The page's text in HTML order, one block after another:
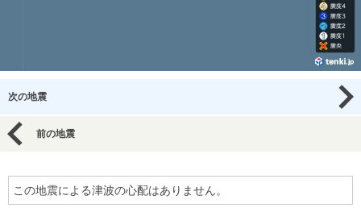
次の地震
前の地震
この地震による津波の心配はありません。